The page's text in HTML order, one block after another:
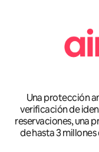
Una protección
verificación de
reservaciones, una
de hasta 3